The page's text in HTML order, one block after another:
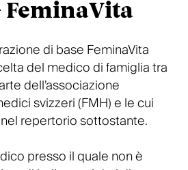
FeminaVita
di base FeminaVita
del medico di famiglia tra
dell’associazione
svizzeri (FMH) e le cui
repertorio sottostante.
presso il quale non è